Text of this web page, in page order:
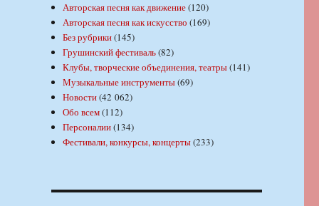
Авторская песня как движение(120)
Авторская песня как искусство (169)
Без рубрики(145)
Грушинский фестиваль(82)
Клубы, творческие объединения, театры(141)
Музыкальные инструменты(69)
Новости(42 062)
Обо всем(112)
Персоналии(134)
Фестивали, конкурсы, концерты(233)